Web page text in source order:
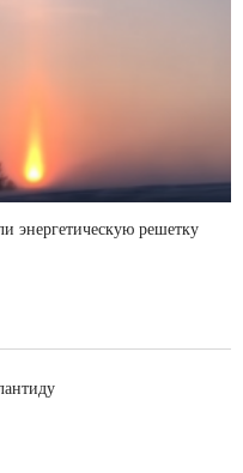
энергетическую решетку